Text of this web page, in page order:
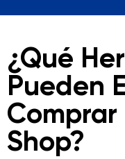
¿Qué
Pueden
Comprar
Shop?